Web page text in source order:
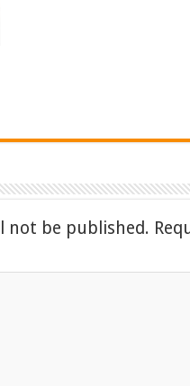
not be published.